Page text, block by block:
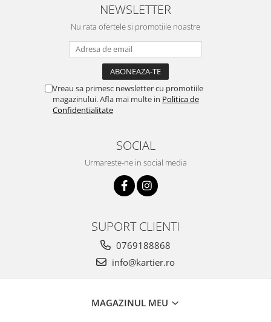
NEWSLETTER
Nu rata ofertele si promotiile noastre
Vreau sa primesc newsletter cu promotiile
magazinului. Afla mai multe in Politica de
Confidentialitate
SOCIAL
Urmareste-ne in social media
SUPORT CLIENTI
0769188868
info@kartier.ro
MAGAZINUL MEU